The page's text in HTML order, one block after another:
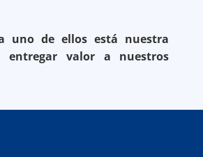
uno de ellos está nuestra
entregar valor a nuestros